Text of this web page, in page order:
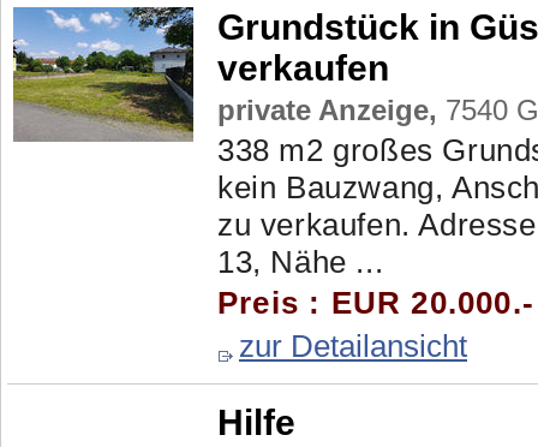
Grundstück in
verkaufen
private Anzeige, 7540
338 m2 großes
kein Bauzwang,
zu verkaufen.
13, Nähe ...
Preis : EUR
zur Detailansicht
Hilfe